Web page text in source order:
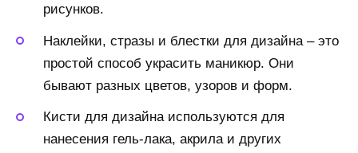
рисунков.
Наклейки, стразы и блестки для дизайна – это
простой способ украсить маникюр. Они
бывают разных цветов, узоров и форм.
Кисти для дизайна используются для
нанесения гель-лака, акрила и других